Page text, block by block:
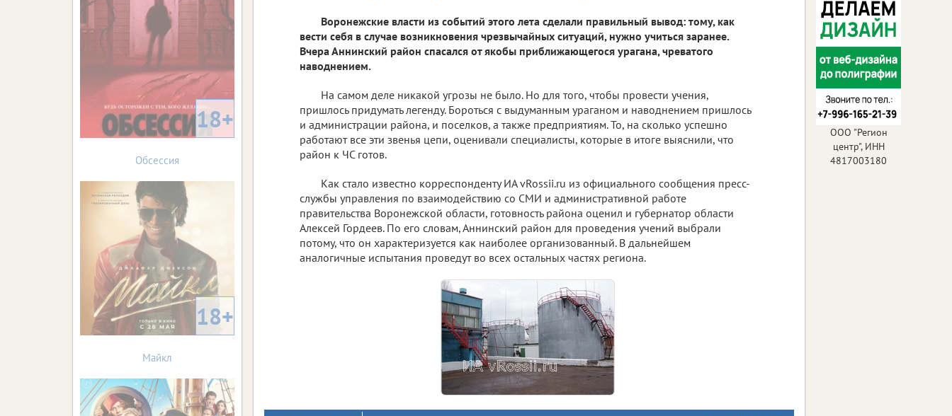
Воронежские власти из событий этого лета сделали правильный вывод: тому, как
вести себя в случае возникновения чрезвычайных ситуаций, нужно учиться заранее.
Вчера Аннинский район спасался от якобы приближающегося урагана, чреватого
наводнением.
На самом деле никакой угрозы не было. Но для того, чтобы провести учения,
пришлось придумать легенду. Бороться с выдуманным ураганом и наводнением пришлось
и администрации района, и поселков, а также предприятиям. То, на сколько успешно
работают все эти звенья цепи, оценивали специалисты, которые в итоге выяснили, что
район к ЧС готов.
Как стало известно корреспонденту ИА vRossii.ru из официального сообщения пресс-
службы управления по взаимодействию со СМИ и административной работе
правительства Воронежской области, готовность района оценил и губернатор области
Алексей Гордеев. По его словам, Аннинский район для проведения учений выбрали
потому, что он характеризуется как наиболее организованный. В дальнейшем
аналогичные испытания проведут во всех остальных частях региона.
18+
Обсессия
18+
Майкл
ООО "Регион
центр", ИНН
4817003180